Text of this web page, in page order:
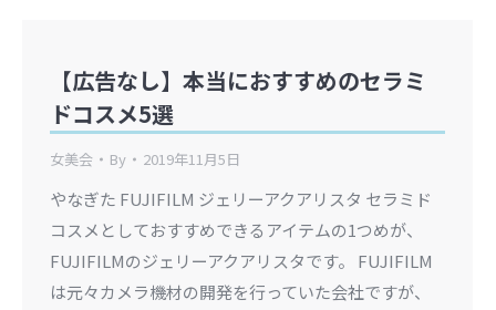
【広告なし】本当におすすめのセラミ
ドコスメ5選
女美会 By 2019年11月5日
やなぎた FUJIFILM ジェリーアクアリスタ セラミド
コスメとしておすすめできるアイテムの1つめが、
FUJIFILMのジェリーアクアリスタです。 FUJIFILM
は元々カメラ機材の開発を行っていた会社ですが、